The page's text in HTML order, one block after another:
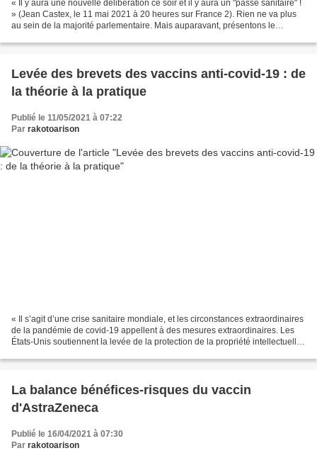
« Il y aura une nouvelle délibération ce soir et il y aura un "passe sanitaire" !
» (Jean Castex, le 11 mai 2021 à 20 heures sur France 2). Rien ne va plus
au sein de la majorité parlementaire. Mais auparavant, présentons le
Levée des brevets des vaccins anti-covid-19 : de
la théorie à la pratique
Publié le 11/05/2021 à 07:22
Par rakotoarison
« Il s’agit d’une crise sanitaire mondiale, et les circonstances extraordinaires
de la pandémie de covid-19 appellent à des mesures extraordinaires. Les
États-Unis soutiennent la levée de la protection de la propriété intellectuelle
La balance bénéfices-risques du vaccin
d'AstraZeneca
Publié le 16/04/2021 à 07:30
Par rakotoarison